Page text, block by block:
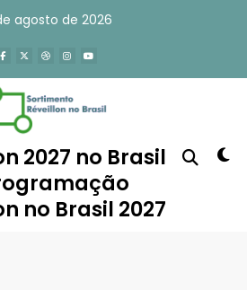
agosto de 2026
2027 no Brasil
no Brasil 2027